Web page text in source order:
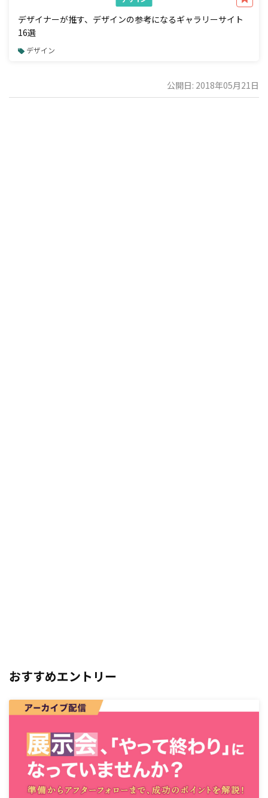
デザイナーが推す、デザインの参考になるギャラリーサイト
16選
デザイン
公開日: 2018年05月21日
おすすめエントリー